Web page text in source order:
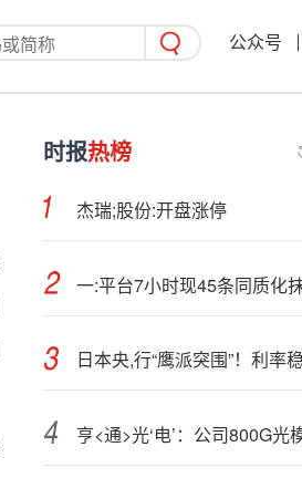
公众号
时报热榜
杰瑞;股份:开盘涨停